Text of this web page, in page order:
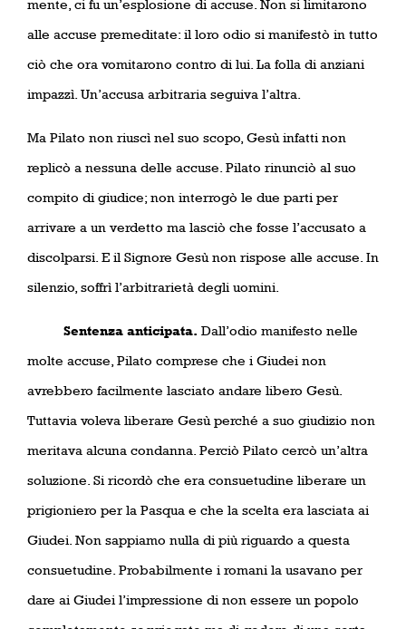
mente, ci fu un’esplosione di accuse. Non si limitarono
alle accuse premeditate: il loro odio si manifestò in tutto
ciò che ora vomitarono contro di lui. La folla di anziani
impazzì. Un’accusa arbitraria seguiva l’altra.
Ma Pilato non riuscì nel suo scopo, Gesù infatti non
replicò a nessuna delle accuse. Pilato rinunciò al suo
compito di giudice; non interrogò le due parti per
arrivare a un verdetto ma lasciò che fosse l’accusato a
discolparsi. E il Signore Gesù non rispose alle accuse. In
silenzio, soffrì l’arbitrarietà degli uomini.
Sentenza anticipata. Dall’odio manifesto nelle
molte accuse, Pilato comprese che i Giudei non
avrebbero facilmente lasciato andare libero Gesù.
Tuttavia voleva liberare Gesù perché a suo giudizio non
meritava alcuna condanna. Perciò Pilato cercò un’altra
soluzione. Si ricordò che era consuetudine liberare un
prigioniero per la Pasqua e che la scelta era lasciata ai
Giudei. Non sappiamo nulla di più riguardo a questa
consuetudine. Probabilmente i romani la usavano per
dare ai Giudei l’impressione di non essere un popolo